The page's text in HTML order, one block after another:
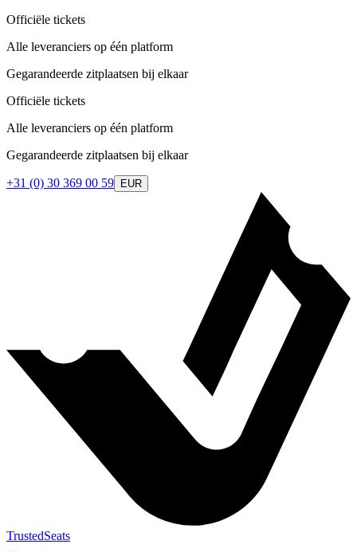
Officiële tickets
Alle leveranciers op één platform
Gegarandeerde zitplaatsen bij elkaar
Officiële tickets
Alle leveranciers op één platform
Gegarandeerde zitplaatsen bij elkaar
+31 (0) 30 369 00 59 EUR
TrustedSeats